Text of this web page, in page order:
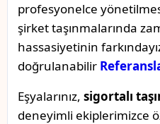
profesyonelce
şirket taşınmalarında
hassasiyetinin
doğrulanabilir
Eşyalarınız, sigortalı
deneyimli ekiplerimizce